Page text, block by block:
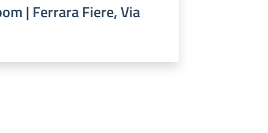
| Ferrara Fiere, Via